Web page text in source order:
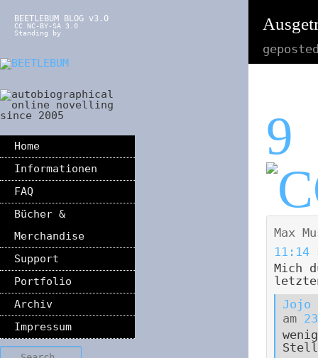
BEETLEBUM BLOG v3.0
CC NC-BY-SA 3.0
Standing by
Home
Informationen
FAQ
Bücher &
Merchandise
Support
Portfolio
Archiv
Impressum
Search
9
Max
11:14
Mich
Jojo
am